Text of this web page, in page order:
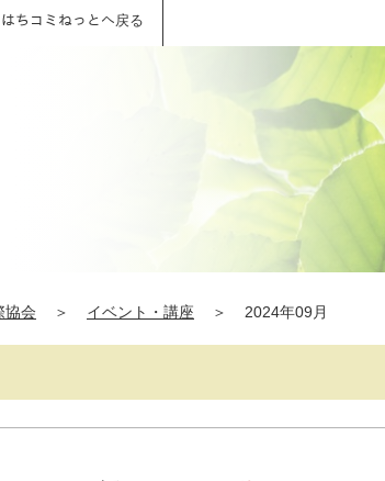
ちコミねっとへ戻る
協会 ＞ イベント・講座 ＞ 2024年09月